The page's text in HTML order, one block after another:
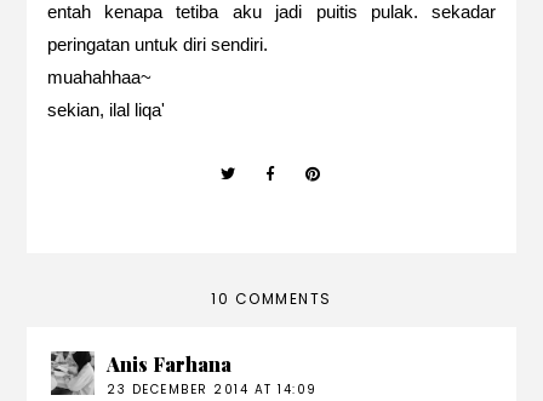
entah kenapa tetiba aku jadi puitis pulak. sekadar
peringatan untuk diri sendiri.
muahahhaa~
sekian, ilal liqa'
10 COMMENTS
Anis Farhana
23 DECEMBER 2014 AT 14:09